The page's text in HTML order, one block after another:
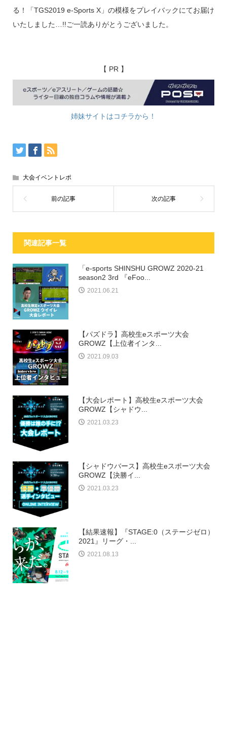
る！「TGS2019 e-Sports X」の模様をプレイバックにてお届け
いたしました…!!ご一読ありがとうございました。
【 PR 】
姉妹サイトはコチラから！
大会イベントレポ
関連記事一覧
「e-sports SHINSHU GROWZ 2020-21
season2 3rd 『eFoo...
2021.06.21
【パズドラ】高校生eスポーツ大会
GROWZ【上位者インタ...
2021.09.03
【大会レポート】高校生eスポーツ大会
GROWZ【シャドウ...
2021.03.23
【シャドウバース】高校生eスポーツ大会
GROWZ【決勝イ...
2021.03.23
【結果速報】『STAGE:0（ステージゼロ）
2021』リーグ・...
2021.08.13